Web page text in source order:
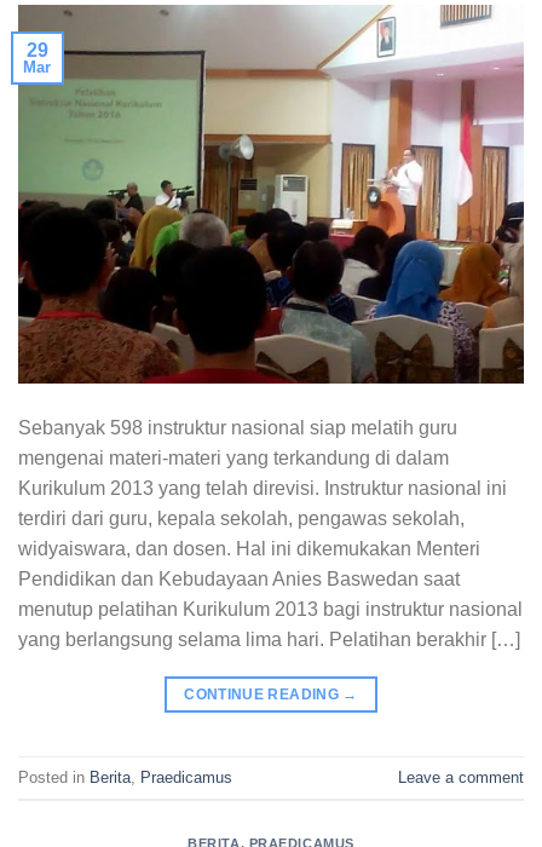
29
Mar
Sebanyak 598 instruktur nasional siap melatih guru
mengenai materi-materi yang terkandung di dalam
Kurikulum 2013 yang telah direvisi. Instruktur nasional ini
terdiri dari guru, kepala sekolah, pengawas sekolah,
widyaiswara, dan dosen. Hal ini dikemukakan Menteri
Pendidikan dan Kebudayaan Anies Baswedan saat
menutup pelatihan Kurikulum 2013 bagi instruktur nasional
yang berlangsung selama lima hari. Pelatihan berakhir […]
CONTINUE READING →
Posted in Berita Praedicamus Leave a comment
BERITA, PRAEDICAMUS